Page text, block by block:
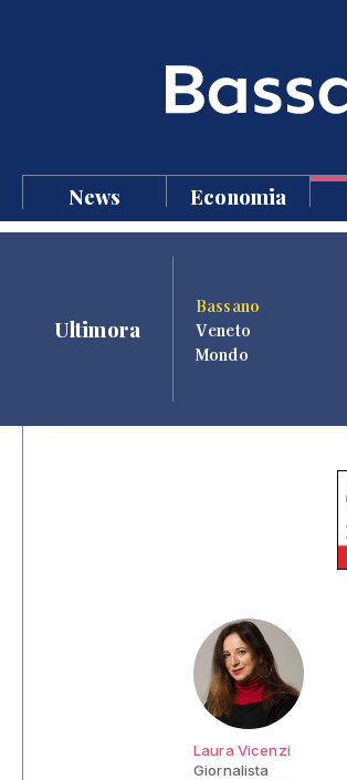
News Economia
Ultimora
Bassano
Veneto
Mondo
Laura Vicenzi
Giornalista